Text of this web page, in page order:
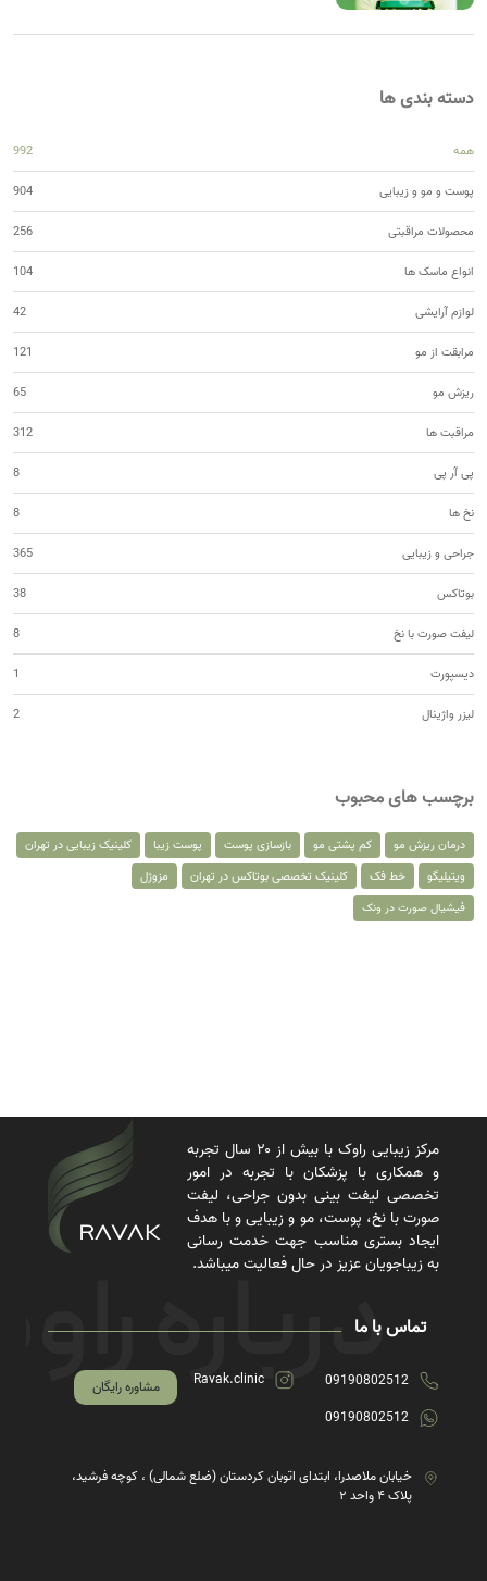
دسته بندی ها
همه 992
پوست و مو و زیبایی 904
محصولات مراقبتی 256
انواع ماسک ها 104
لوازم آرایشی 42
مرابقت از مو 121
ریزش مو 65
مراقبت ها 312
پی آر پی 8
نخ ها 8
جراحی و زیبایی 365
بوتاکس 38
لیفت صورت با نخ 8
دیسپورت 1
لیزر واژینال 2
برچسب های محبوب
درمان ریزش مو کم پشتی مو بازسازی پوست پوست زیبا
کلینیک زیبایی در تهران
ویتیلیگو
خط فک کلینیک تخصصی بوتاکس در تهران
مزوژل
فیشیال صورت در ونک
مرکز زیبایی راوک با بیش از ۲۰ سال تجربه
و همکاری با پزشکان با تجربه در امور
تخصصی لیفت بینی بدون جراحی، لیفت
صورت با نخ، پوست، مو و زیبایی و با هدف
ایجاد بستری مناسب جهت خدمت رسانی
به زیباجویان عزیز در حال فعالیت میباشد.
تماس با ما
09190802512
09190802512
Ravak.clinic مشاوره رایگان
خیابان ملاصدرا، ابتدای اتوبان کردستان (ضلع شمالی) ، کوچه فرشید،
پلاک ۴ واحد ۲